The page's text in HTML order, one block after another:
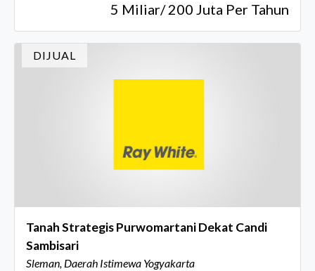
5 Miliar/ 200 Juta Per Tahun
DIJUAL
Tanah Strategis Purwomartani Dekat Candi
Sambisari
Sleman, Daerah Istimewa Yogyakarta